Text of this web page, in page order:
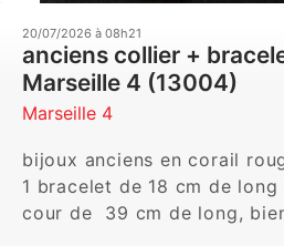
20/07/2026 à 08h21
anciens collier +
Marseille 4 (13004)
Marseille 4
bijoux anciens en corail
1 bracelet de 18 cm de
cour de  39 cm de long,